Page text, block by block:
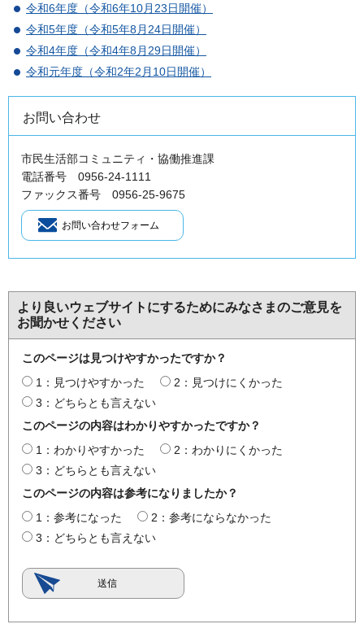
令和6年度（令和6年10月23日開催）
令和5年度（令和5年8月24日開催）
令和4年度（令和4年8月29日開催）
令和元年度（令和2年2月10日開催）
お問い合わせ
市民生活部コミュニティ・協働推進課
電話番号 0956-24-1111
ファックス番号 0956-25-9675
より良いウェブサイトにするためにみなさまのご意見を
お聞かせください
このページは見つけやすかったですか？
1：見つけやすかった
2：見つけにくかった
3：どちらとも言えない
このページの内容はわかりやすかったですか？
1：わかりやすかった
2：わかりにくかった
3：どちらとも言えない
このページの内容は参考になりましたか？
1：参考になった
2：参考にならなかった
3：どちらとも言えない